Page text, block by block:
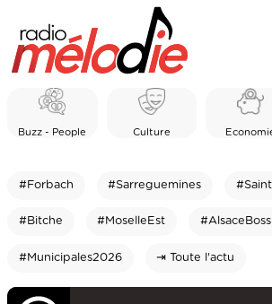
Buzz - People Culture
#Forbach #Sarreguemines
#Bitche #MoselleEst
#Municipales2026 ⇥ Toute l'actu